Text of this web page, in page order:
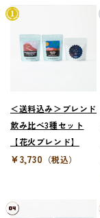
＜送料込み＞ブレンド
飲み比べ3種セット
【花火ブレンド】
¥3,730 （税込）